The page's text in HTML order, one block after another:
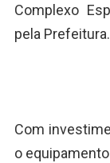
Complexo
pela Prefeitura.
Com
o